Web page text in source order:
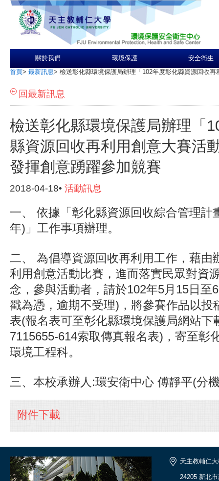
關於我們 環境保護 安全衛生
首頁> 最新訊息> 檢送彰化縣環境保護局辦理「102年度彰化縣資源回收
回最新訊息
檢送彰化縣環境保護局辦理「
縣資源回收再利用創意大賽活
發揮創意踴躍參加競賽
2018-04-18• 活動訊息
一、 依據「彰化縣資源回收綜合管理計
年)」工作事項辦理。
二、 為倡導資源回收再利用工作，藉由
利用創意活動比賽，進而落實民眾對資
念，參與活動者，請於102年5月15日至
戳為憑，逾期不受理)，將參賽作品以投
表(報名表可至彰化縣環境保護局網站下
7115655-614索取傳真報名表)，寄至彰
環境工程科。
三、本校承辦人:環安衛中心 傅靜平(分
附件下載
天主教輔仁
24205 新北